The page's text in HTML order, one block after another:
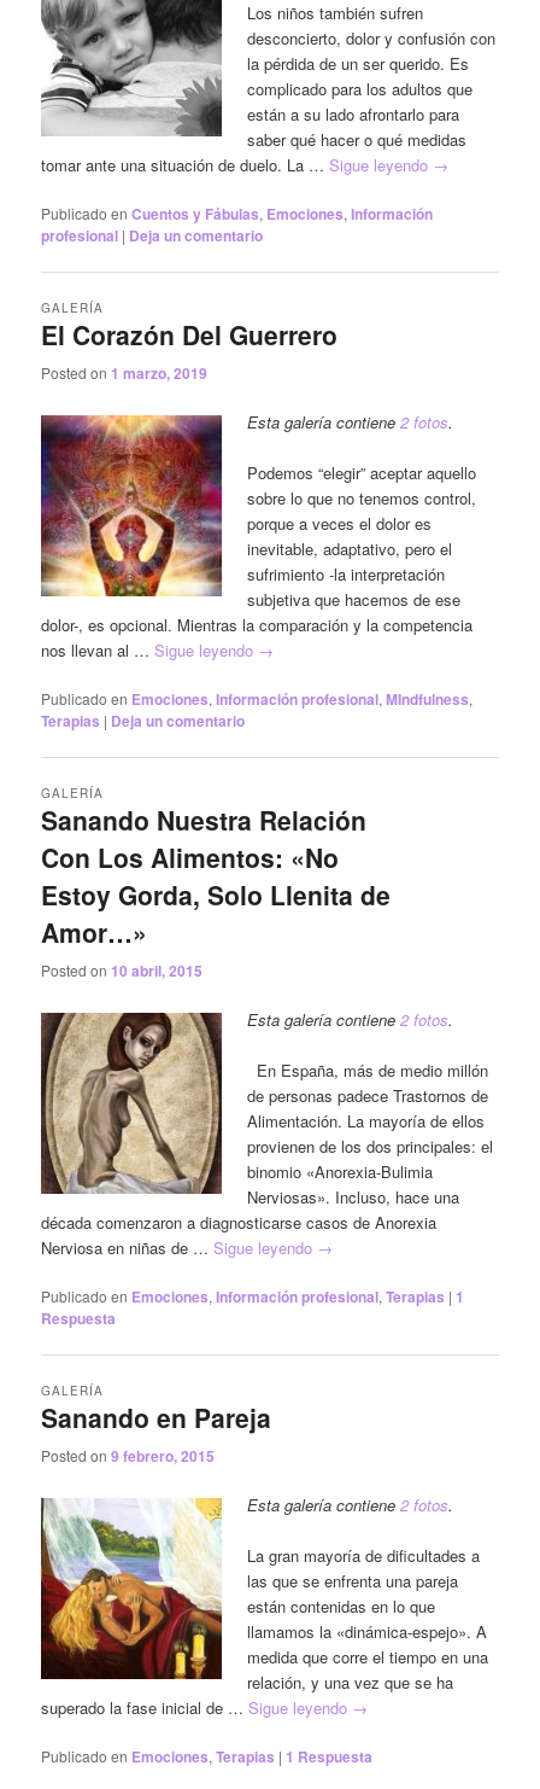
Los niños también sufren
desconcierto, dolor y confusión con
la pérdida de un ser querido. Es
complicado para los adultos que
están a su lado afrontarlo para
saber qué hacer o qué medidas
tomar ante una situación de duelo. La …Sigue leyendo →
Publicado en Cuentos y Fábulas, Emociones,Información
profesional | Deja un comentario
El Corazón Del Guerrero
GALERÍA
Posted on 1 marzo, 2019
Esta galería contiene2 fotos.
Podemos “elegir” aceptar aquello
sobre lo que no tenemos control,
porque a veces el dolor es
inevitable, adaptativo, pero el
sufrimiento -la interpretación
subjetiva que hacemos de ese
dolor-, es opcional. Mientras la comparación y la competencia
nos llevan al …Sigue leyendo →
Publicado en Emociones,Información profesional,MIndfulness,
Terapias | Deja un comentario
Sanando Nuestra Relación
Con Los Alimentos: «No
Estoy Gorda, Solo Llenita de
Amor…»
GALERÍA
Posted on 10 abril, 2015
Esta galería contiene2 fotos.
En España, más de medio millón
de personas padece Trastornos de
Alimentación. La mayoría de ellos
provienen de los dos principales: el
binomio «Anorexia-Bulimia
Nerviosas». Incluso, hace una
década comenzaron a diagnosticarse casos de Anorexia
Nerviosa en niñas de …Sigue leyendo →
Publicado en Emociones,Información profesional,Terapias | 1
Respuesta
Sanando en Pareja
GALERÍA
Posted on9 febrero, 2015
Esta galería contiene2 fotos.
La gran mayoría de dificultades a
las que se enfrenta una pareja
están contenidas en lo que
llamamos la «dinámica-espejo». A
medida que corre el tiempo en una
relación, y una vez que se ha
superado la fase inicial de …Sigue leyendo →
Publicado en Emociones,Terapias | 1 Respuesta